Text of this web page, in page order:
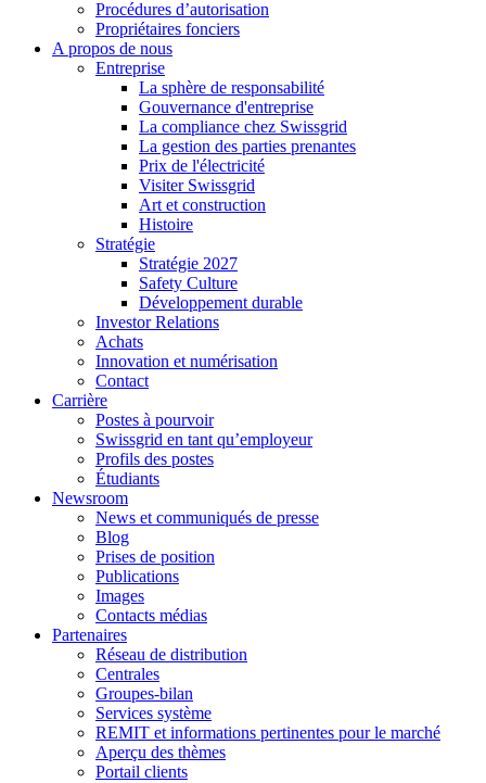
Procédures d’autorisation
Propriétaires fonciers
A propos de nous
Entreprise
La sphère de responsabilité
Gouvernance d'entreprise
La compliance chez Swissgrid
La gestion des parties prenantes
Prix de l'électricité
Visiter Swissgrid
Art et construction
Histoire
Stratégie
Stratégie 2027
Safety Culture
Développement durable
Investor Relations
Achats
Innovation et numérisation
Contact
Carrière
Postes à pourvoir
Swissgrid en tant qu’employeur
Profils des postes
Étudiants
Newsroom
News et communiqués de presse
Blog
Prises de position
Publications
Images
Contacts médias
Partenaires
Réseau de distribution
Centrales
Groupes-bilan
Services système
REMIT et informations pertinentes pour le marché
Aperçu des thèmes
Portail clients